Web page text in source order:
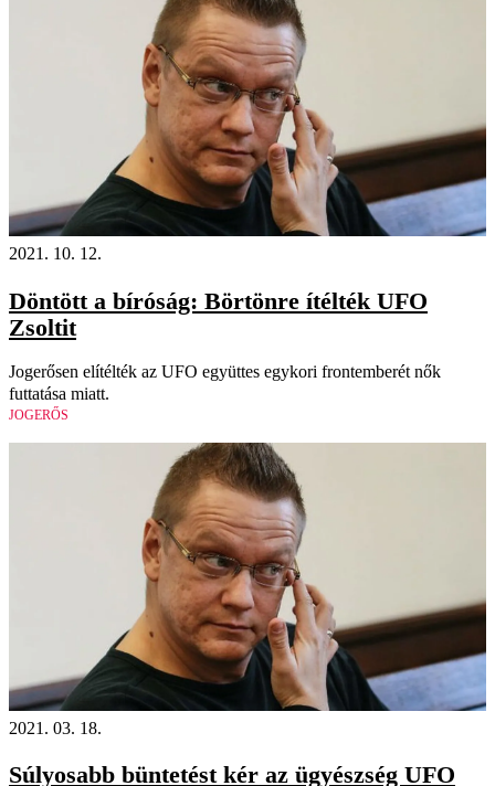
2021. 10. 12.
Döntött a bíróság: Börtönre ítélték UFO
Zsoltit
Jogerősen elítélték az UFO együttes egykori frontemberét nők
futtatása miatt.
JOGERŐS
2021. 03. 18.
Súlyosabb büntetést kér az ügyészség UFO